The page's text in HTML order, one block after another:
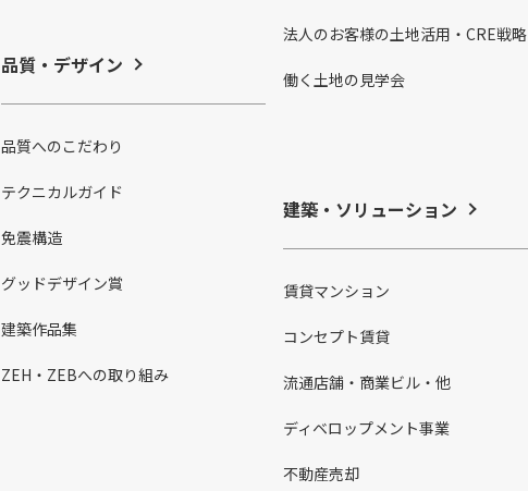
品質・デザイン
品質へのこだわり
テクニカルガイド
免震構造
グッドデザイン賞
建築作品集
ZEH・ZEBへの取り組み
法人のお客様の土地活用・CRE戦略
働く土地の見学会
建築・ソリューション
賃貸マンション
コンセプト賃貸
流通店舗・商業ビル・他
ディベロップメント事業
不動産売却